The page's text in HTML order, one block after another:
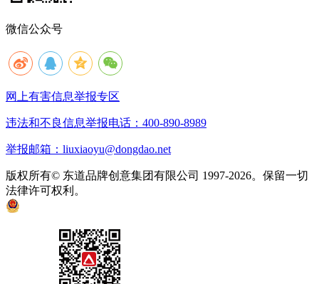
微信公众号
网上有害信息举报专区
违法和不良信息举报电话：400-890-8989
举报邮箱：liuxiaoyu@dongdao.net
版权所有© 东道品牌创意集团有限公司 1997-2026。保留一切
法律许可权利。